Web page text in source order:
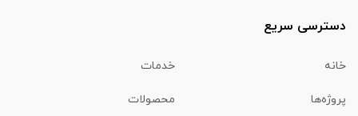
دسترسی سریع
خانه خدمات
پروژه‌ها محصولات